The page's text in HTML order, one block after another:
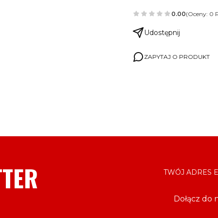
0.00(Oceny: 0
Udostępnij
ZAPYTAJ O PRODUKT
TWÓJ ADRES
Dołącz do